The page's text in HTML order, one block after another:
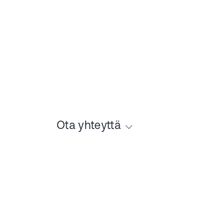
Ota yhteyttä